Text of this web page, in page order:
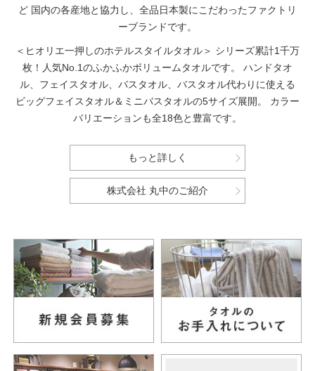
ど 国内の各産地と協力し、全品日本製にこだわったファクトリ
ーブランドです。
＜ヒオリエ一押しのホテルスタイルタオル＞ シリーズ累計1千万
枚！人気No.1のふかふかボリュームタオルです。
ハンドタオ
ル、フェイスタオル、バスタオル、バスタオル代わりに使える
ビッグフェイスタオル＆ミニバスタオルの5サイズ展開。
カラー
バリエーションも全18色と豊富です。
もっと詳しく
株式会社 丸中のご紹介